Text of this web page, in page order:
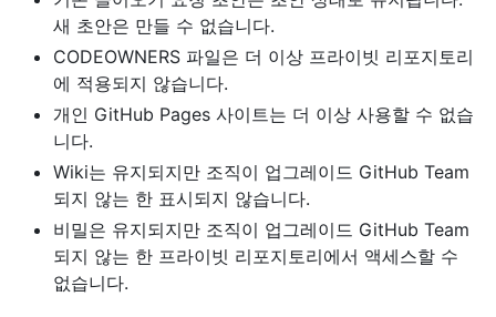
새 초안은 만들 수 없습니다.
CODEOWNERS 파일은 더 이상 프라이빗 리포지토리
에 적용되지 않습니다.
개인 GitHub Pages 사이트는 더 이상 사용할 수 없습
니다.
Wiki는 유지되지만 조직이 업그레이드 GitHub Team
되지 않는 한 표시되지 않습니다.
비밀은 유지되지만 조직이 업그레이드 GitHub Team
되지 않는 한 프라이빗 리포지토리에서 액세스할 수
없습니다.